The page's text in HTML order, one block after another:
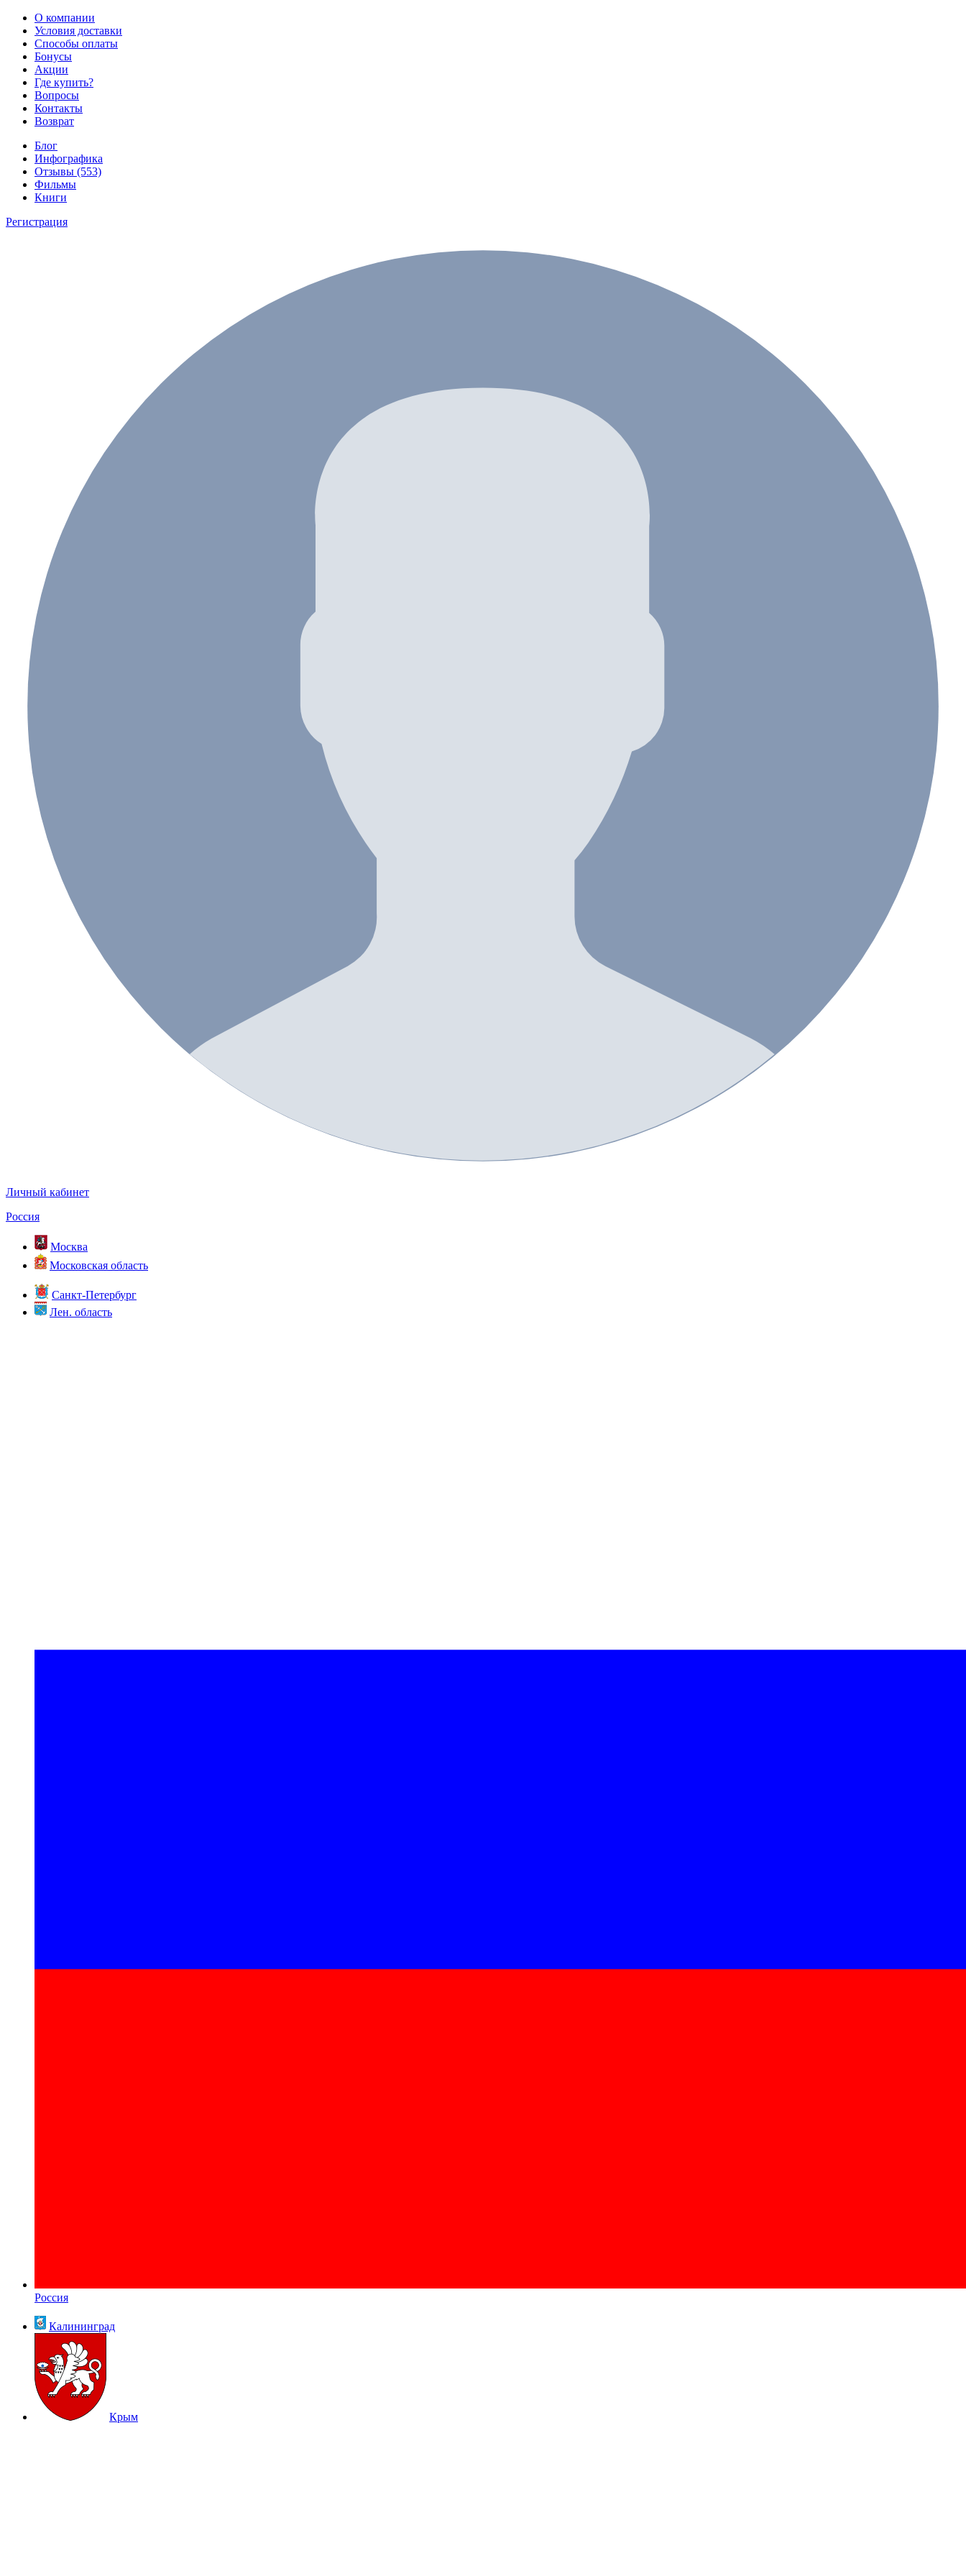
О компании
Условия доставки
Способы оплаты
Бонусы
Акции
Где купить?
Вопросы
Контакты
Возврат
Блог
Инфографика
Отзывы (553)
Фильмы
Книги
Регистрация
Личный кабинет
Россия
Москва
Московская область
Санкт-Петербург
Лен. область
Россия
Калининград
Крым